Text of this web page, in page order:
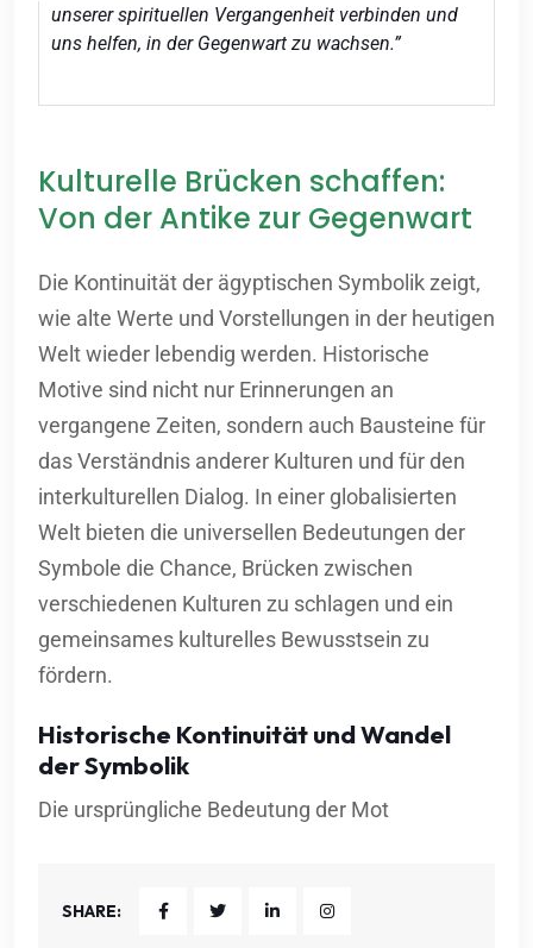
unserer spirituellen Vergangenheit verbinden und
uns helfen, in der Gegenwart zu wachsen.”
Kulturelle Brücken schaffen:
Von der Antike zur Gegenwart
Die Kontinuität der ägyptischen Symbolik zeigt,
wie alte Werte und Vorstellungen in der heutigen
Welt wieder lebendig werden. Historische
Motive sind nicht nur Erinnerungen an
vergangene Zeiten, sondern auch Bausteine für
das Verständnis anderer Kulturen und für den
interkulturellen Dialog. In einer globalisierten
Welt bieten die universellen Bedeutungen der
Symbole die Chance, Brücken zwischen
verschiedenen Kulturen zu schlagen und ein
gemeinsames kulturelles Bewusstsein zu
fördern.
Historische Kontinuität und Wandel
der Symbolik
Die ursprüngliche Bedeutung der Mot
SHARE: